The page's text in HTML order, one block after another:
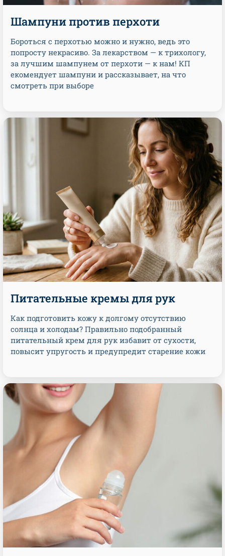
Шампуни против перхоти
Бороться с перхотью можно и нужно, ведь это
попросту некрасиво. За лекарством — к трихологу,
за лучшим шампунем от перхоти — к нам! КП
екомендует шампуни и рассказывает, на что
смотреть при выборе
Питательные кремы для рук
Как подготовить кожу к долгому отсутствию
солнца и холодам? Правильно подобранный
питательный крем для рук избавит от сухости,
повысит упругость и предупредит старение кожи